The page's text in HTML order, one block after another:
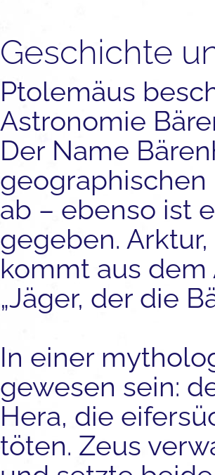
Geschichte
Ptolemäus
Astronomie
Der Name
geographischen
ab – ebenso ist
gegeben.
kommt aus
„Jäger, der die
In einer
gewesen sein:
Hera, die
töten. Zeus